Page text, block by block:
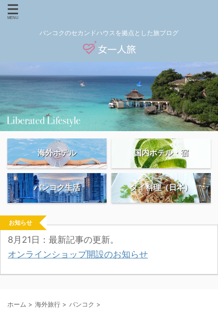
バンコクのセカンドハウスを拠点とした旅ブログ
海外ホテル 国内ホテル・宿
バンコク生活 タイ料理（日本）
お知らせ
8月21日：最新記事の更新。
オンラインショップ開設のお知らせ
ホーム > 海外旅行 > バンコク >